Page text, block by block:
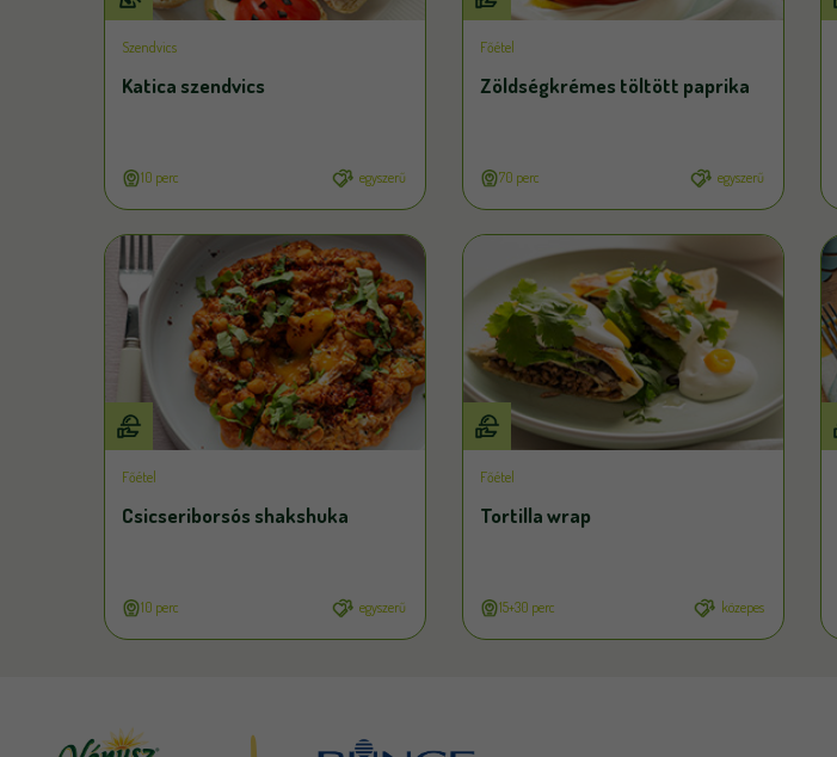
Szendvics
Katica szendvics
10 perc egyszerű
Főétel
Zöldségkrémes töltött paprika
70 perc egyszerű
Főétel
Csicseriborsós shakshuka
10 perc egyszerű
Főétel
Tortilla wrap
15+30 perc közepes